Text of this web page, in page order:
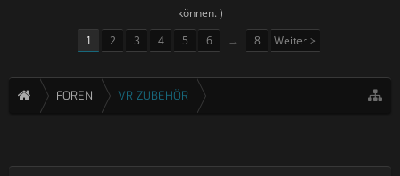
können. )
1
2 3 4 5 6 → 8 Weiter >
FOREN VR ZUBEHÖR